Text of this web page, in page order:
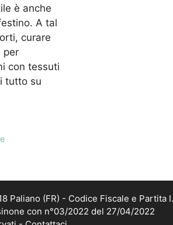
è anche
A tal
curare
per
con tessuti
tutto su
Paliano (FR) - Codice Fiscale e Partita
con n°03/2022 del 27/04/2022